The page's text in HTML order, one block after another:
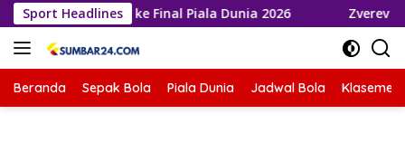
Langsung
ke
konten
Sport Headlines
Melaju ke Final Piala Dunia 2026 Zverev Gagal
Beranda Sepak Bola Piala Dunia Jadwal Bola Klasemen